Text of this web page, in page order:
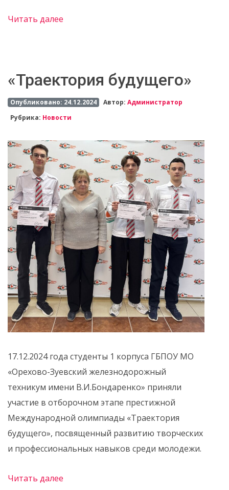
Читать далее
«Траектория будущего»
Опубликовано: 24.12.2024 Автор:Администратор
Рубрика: Новости
17.12.2024 года студенты 1 корпуса ГБПОУ МО
«Орехово-Зуевский железнодорожный
техникум имени В.И.Бондаренко» приняли
участие в отборочном этапе престижной
Международной олимпиады «Траектория
будущего», посвященный развитию творческих
и профессиональных навыков среди молодежи.
Читать далее